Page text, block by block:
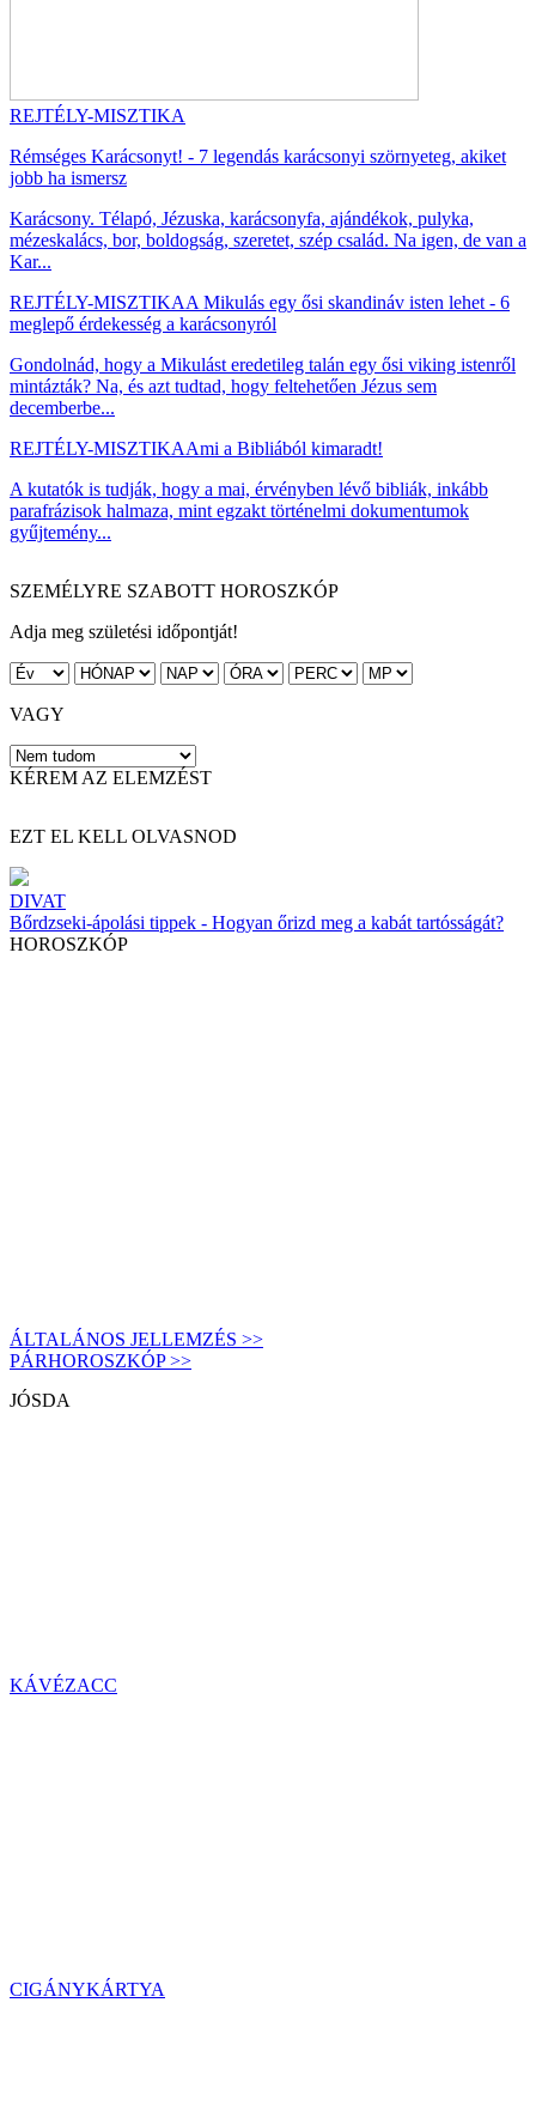
REJTÉLY-MISZTIKA
Rémséges Karácsonyt! - 7 legendás karácsonyi szörnyeteg, akiket
jobb ha ismersz
Karácsony. Télapó, Jézuska, karácsonyfa, ajándékok, pulyka,
mézeskalács, bor, boldogság, szeretet, szép család. Na igen, de van a
Kar...
REJTÉLY-MISZTIKAA Mikulás egy ősi skandináv isten lehet - 6
meglepő érdekesség a karácsonyról
Gondolnád, hogy a Mikulást eredetileg talán egy ősi viking istenről
mintázták? Na, és azt tudtad, hogy feltehetően Jézus sem
decemberbe...
REJTÉLY-MISZTIKAAmi a Bibliából kimaradt!
A kutatók is tudják, hogy a mai, érvényben lévő bibliák, inkább
parafrázisok halmaza, mint egzakt történelmi dokumentumok
gyűjtemény...
SZEMÉLYRE SZABOTT HOROSZKÓP
Adja meg születési időpontját!
VAGY
KÉREM AZ ELEMZÉST
EZT EL KELL OLVASNOD
DIVAT
Bőrdzseki-ápolási tippek - Hogyan őrizd meg a kabát tartósságát?
HOROSZKÓP
ÁLTALÁNOS JELLEMZÉS >>
PÁRHOROSZKÓP >>
JÓSDA
KÁVÉZACC
CIGÁNYKÁRTYA